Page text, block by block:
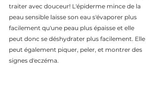
traiter avec douceur! L'épiderme mince de la
peau sensible laisse son eau s'évaporer plus
facilement qu'une peau plus épaisse et elle
peut donc se déshydrater plus facilement. Elle
peut également piquer, peler, et montrer des
signes d'eczéma.